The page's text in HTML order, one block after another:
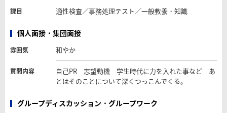
課目 適性検査／事務処理テスト／一般教養・知識
個人面接・集団面接
雰囲気 和やか
質問内容
自己PR 志望動機 学生時代に力を入れた事など あ
とはそのことについて深くつっこんでくる。
グループディスカッション・グループワーク